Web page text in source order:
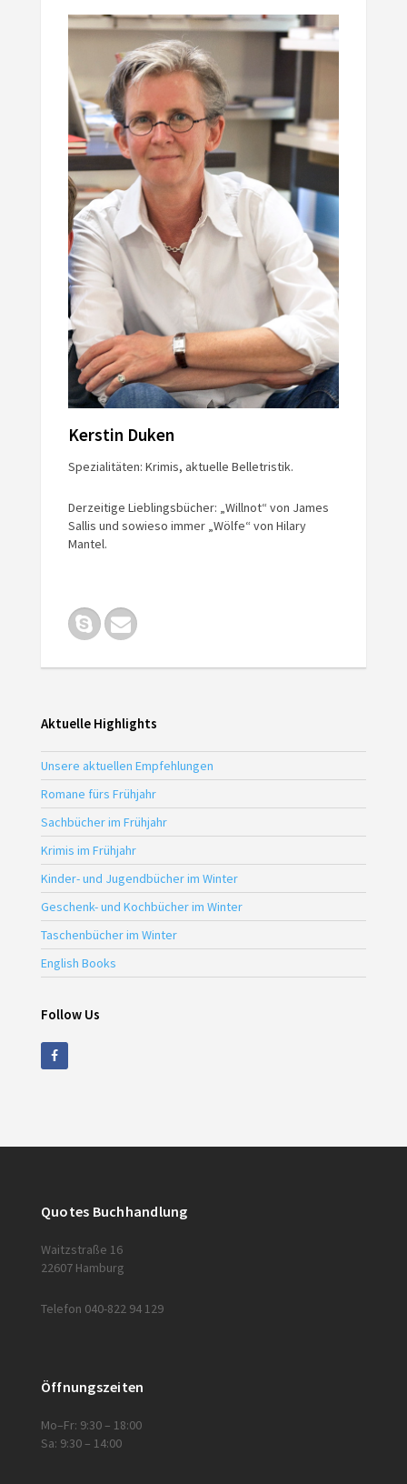
Kerstin Duken
Spezialitäten: Krimis, aktuelle Belletristik.
Derzeitige Lieblingsbücher: „Willnot“ von James
Sallis und sowieso immer „Wölfe“ von Hilary
Mantel.
Aktuelle Highlights
Unsere aktuellen Empfehlungen
Romane fürs Frühjahr
Sachbücher im Frühjahr
Krimis im Frühjahr
Kinder- und Jugendbücher im Winter
Geschenk- und Kochbücher im Winter
Taschenbücher im Winter
English Books
Follow Us
Quotes Buchhandlung
Waitzstraße 16
22607 Hamburg
Telefon 040-822 94 129
Öffnungszeiten
Mo–Fr: 9:30 – 18:00
Sa: 9:30 – 14:00